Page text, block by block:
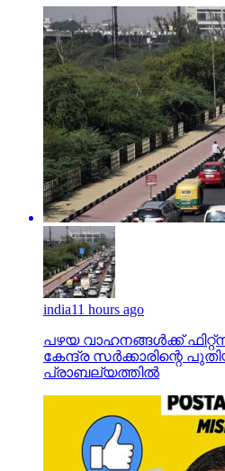
india11 hours ago
പഴയ വാഹനങ്ങള്‍ക്ക്
കേന്ദ്ര സര്‍ക്കാരിന്റെ
പ്രാബല്യത്തില്‍